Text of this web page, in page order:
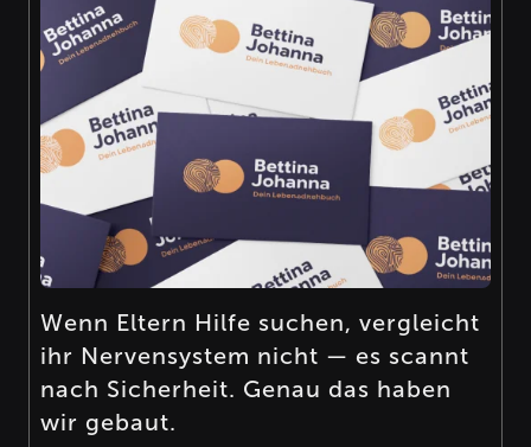
Wenn Eltern Hilfe suchen, vergleicht
ihr Nervensystem nicht — es scannt
nach Sicherheit. Genau das haben
wir gebaut.